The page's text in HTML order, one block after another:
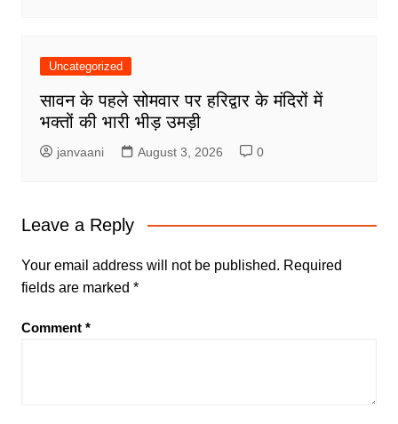
Uncategorized
सावन के पहले सोमवार पर हरिद्वार के मंदिरों में
भक्तों की भारी भीड़ उमड़ी
janvaani August 3, 2026 0
Leave a Reply
Your email address will not be published. Required
fields are marked *
Comment *